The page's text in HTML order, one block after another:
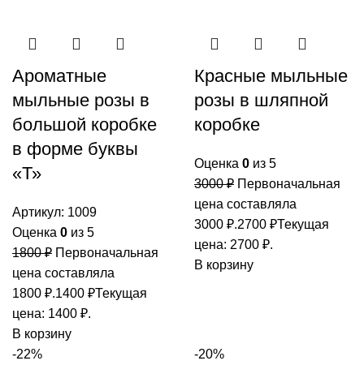
Ароматные
мыльные розы в
большой коробке
в форме буквы
«Т»
Артикул: 1009
Оценка 0 из 5
1800₽ Первоначальная
цена составляла
1800 ₽.1400 ₽Текущая
цена: 1400 ₽.
В корзину
Красные мыльные
розы в шляпной
коробке
Оценка 0 из 5
3000₽ Первоначальная
цена составляла
3000 ₽.2700 ₽Текущая
цена: 2700 ₽.
В корзину
-22% -20%